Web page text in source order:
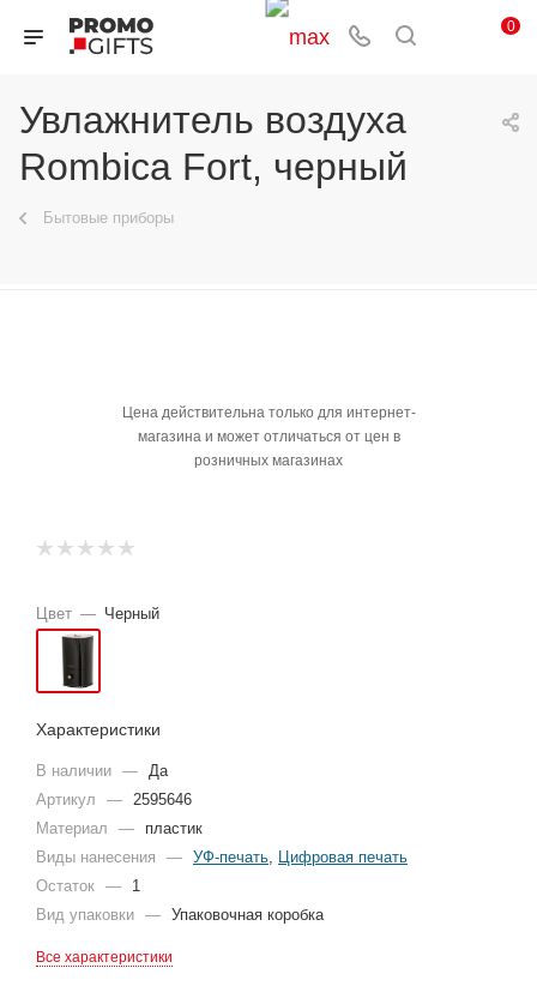
0
Увлажнитель воздуха
Rombica Fort, черный
Бытовые приборы
Цена действительна только для интернет-
магазина и может отличаться от цен в
розничных магазинах
Цвет — Черный
Характеристики
В наличии —
Да
Артикул
—
2595646
Материал
—
пластик
Виды нанесения
— УФ-печать
Цифровая печать
Остаток —
1
Вид упаковки — Упаковочная коробка
Все характеристики